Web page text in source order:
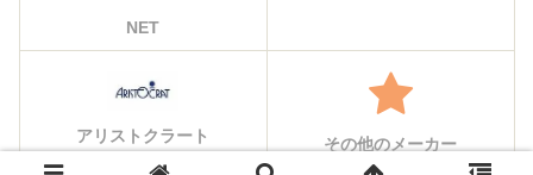
NET
アリストクラート その他のメーカー